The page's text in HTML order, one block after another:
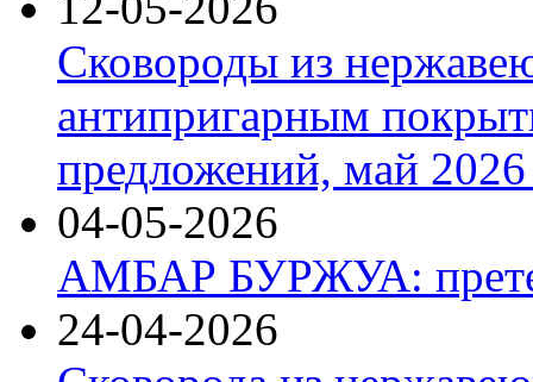
Сковороды из
антипригарным
предложений, май 2026
04-05-2026
АМБАР БУРЖУА:
24-04-2026